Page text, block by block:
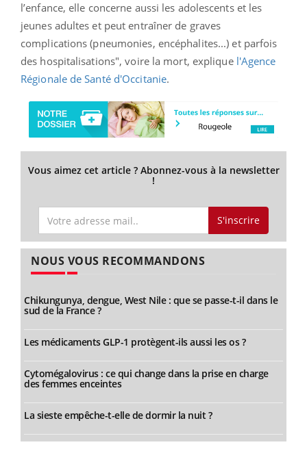
l’enfance, elle concerne aussi les adolescents et les
jeunes adultes et peut entraîner de graves
complications (pneumonies, encéphalites...) et parfois
des hospitalisations", voire la mort, explique l'Agence
Régionale de Santé d'Occitanie.
Vous aimez cet article ? Abonnez-vous à la newsletter
!
S'inscrire
NOUS VOUS RECOMMANDONS
Chikungunya, dengue, West Nile : que se passe-t-il dans le
sud de la France ?
Les médicaments GLP-1 protègent-ils aussi les os ?
Cytomégalovirus : ce qui change dans la prise en charge
des femmes enceintes
La sieste empêche-t-elle de dormir la nuit ?